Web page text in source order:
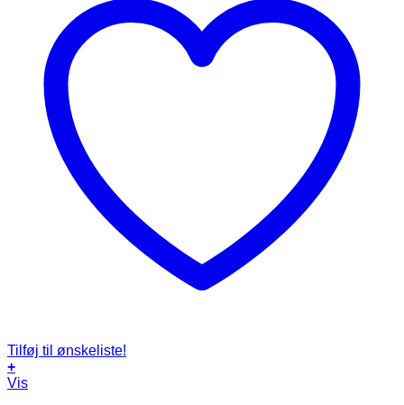
Tilføj til ønskeliste!
+
Vis